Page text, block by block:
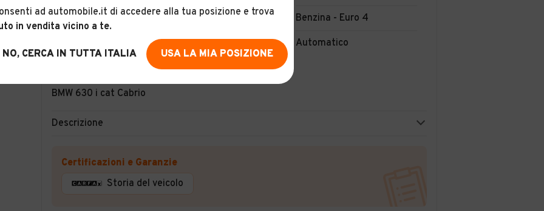
25
BMW 630 i cat Cabrio
Benzina - Euro 4
Automatico
Descrizione
Certificazioni e Garanzie
Storia del veicolo
ad automobile.it di accedere alla tua posizione e trova
in vendita vicino a te.
NO, CERCA IN TUTTA ITALIA USA LA MIA POSIZIONE